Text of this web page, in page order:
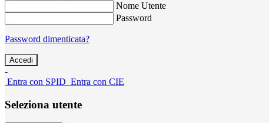
Nome Utente
Password
Password dimenticata?
-
Entra con SPID Entra con CIE
Seleziona utente